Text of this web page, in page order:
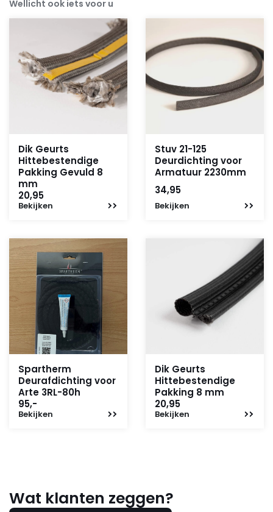
Wellicht ook iets voor u
Dik Geurts
Hittebestendige
Pakking Gevuld 8
mm
20,95
Bekijken
Stuv 21-125
Deurdichting voor
Armatuur 2230mm
34,95
Bekijken
Spartherm
Deurafdichting voor
Arte 3RL-80h
95,-
Bekijken
Dik Geurts
Hittebestendige
Pakking 8 mm
20,95
Bekijken
Wat klanten zeggen?